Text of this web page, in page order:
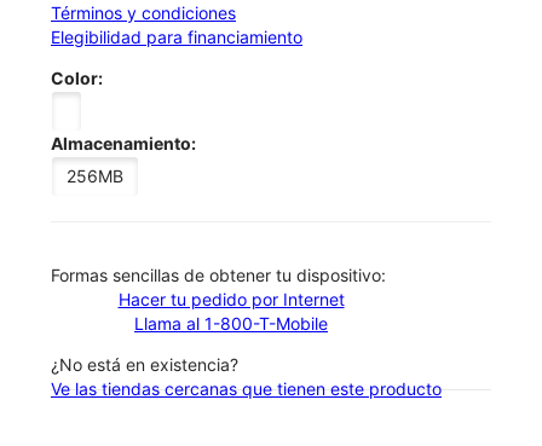
Términos y condiciones
Elegibilidad para financiamiento
Color:
Almacenamiento:
256MB
​​​​​​​Formas sencillas de obtener tu dispositivo:
Hacer tu pedido por Internet
Llama al 1-800-T-Mobile
¿No está en existencia?
Ve las tiendas cercanas que tienen este producto